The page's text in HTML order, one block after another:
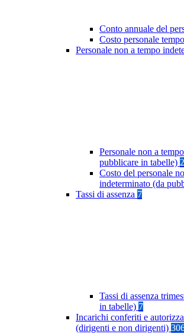
Conto annuale del
Costo personale
Personale non a tempo
Personale non a
pubblicare in tabelle) 2
Costo del personale
indeterminato (da
Tassi di assenza 7
Tassi di assenza
in tabelle) 7
Incarichi conferiti e
(dirigenti e non dirigenti)